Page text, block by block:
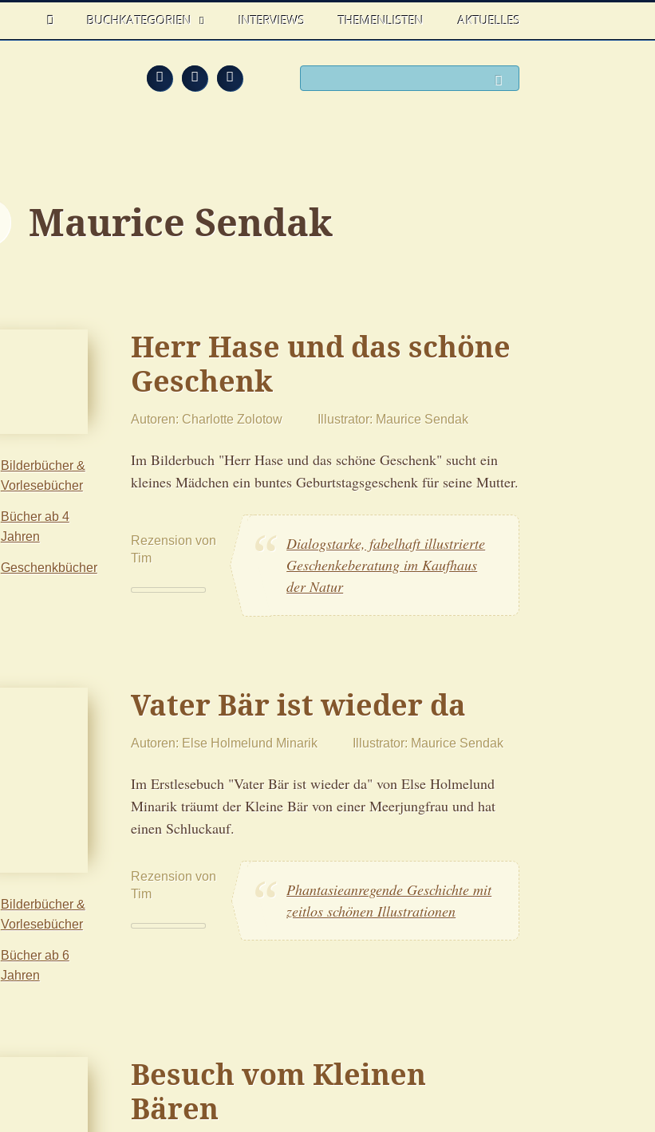
HOME
BUCHKATEGORIEN INTERVIEWS THEMENLISTEN AKTUELLES
Feed FacebookTwitter
Maurice Sendak
Herr Hase und das schöne
Geschenk
Autoren Charlotte Zolotow Illustrator Maurice Sendak
Im Bilderbuch "Herr Hase und das schöne Geschenk" sucht ein
kleines Mädchen ein buntes Geburtstagsgeschenk für seine Mutter.
Rezension von
Tim
Dialogstarke, fabelhaft illustrierte
Geschenkeberatung im Kaufhaus
der Natur
Bilderbücher &
Vorlesebücher
Bücher ab 4
Jahren
Geschenkbücher
Vater Bär ist wieder da
Autoren Else Holmelund Minarik Illustrator Maurice Sendak
Im Erstlesebuch "Vater Bär ist wieder da" von Else Holmelund
Minarik träumt der Kleine Bär von einer Meerjungfrau und hat
einen Schluckauf.
Rezension von
Tim
Phantasieanregende Geschichte mit
zeitlos schönen Illustrationen
Bilderbücher &
Vorlesebücher
Bücher ab 6
Jahren
Besuch vom Kleinen
Bären